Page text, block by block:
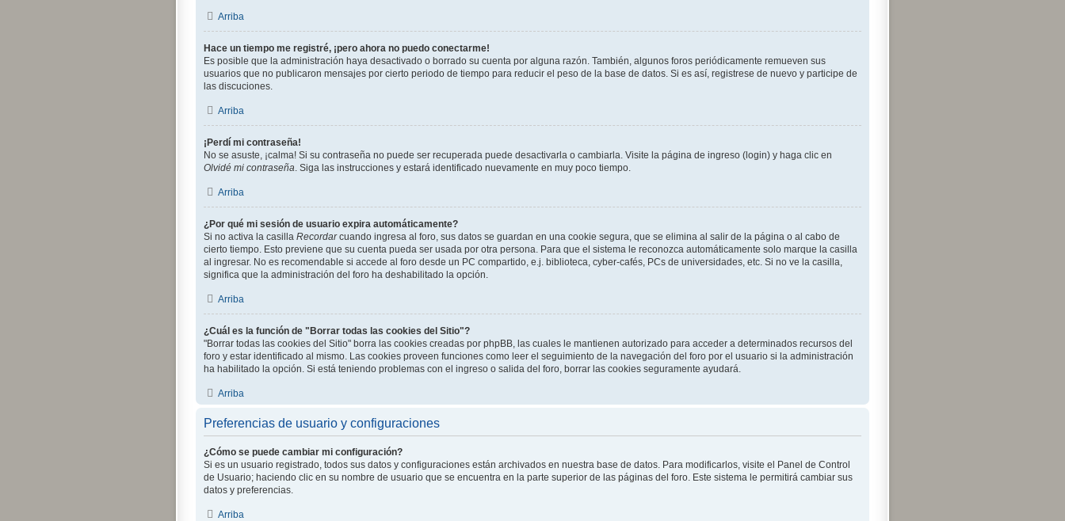
Arriba
Hace un tiempo me registré, ¡pero ahora no puedo conectarme!
Es posible que la administración haya desactivado o borrado su cuenta por alguna razón. También, algunos foros periódicamente remueven sus
usuarios que no publicaron mensajes por cierto periodo de tiempo para reducir el peso de la base de datos. Si es así, registrese de nuevo y participe de
las discuciones.
Arriba
¡Perdí mi contraseña!
No se asuste, ¡calma! Si su contraseña no puede ser recuperada puede desactivarla o cambiarla. Visite la página de ingreso (login) y haga clic en
Olvidé mi contraseña. Siga las instrucciones y estará identificado nuevamente en muy poco tiempo.
Arriba
¿Por qué mi sesión de usuario expira automáticamente?
Si no activa la casilla Recordarcuando ingresa al foro, sus datos se guardan en una cookie segura, que se elimina al salir de la página o al cabo de
cierto tiempo. Esto previene que su cuenta pueda ser usada por otra persona. Para que el sistema le reconozca automáticamente solo marque la casilla
al ingresar. No es recomendable si accede al foro desde un PC compartido, e.j. biblioteca, cyber-cafés, PCs de universidades, etc. Si no ve la casilla,
significa que la administración del foro ha deshabilitado la opción.
Arriba
¿Cuál es la función de "Borrar todas las cookies del Sitio"?
"Borrar todas las cookies del Sitio" borra las cookies creadas por phpBB, las cuales le mantienen autorizado para acceder a determinados recursos del
foro y estar identificado al mismo. Las cookies proveen funciones como leer el seguimiento de la navegación del foro por el usuario si la administración
ha habilitado la opción. Si está teniendo problemas con el ingreso o salida del foro, borrar las cookies seguramente ayudará.
Arriba
Preferencias de usuario y configuraciones
¿Cómo se puede cambiar mi configuración?
Si es un usuario registrado, todos sus datos y configuraciones están archivados en nuestra base de datos. Para modificarlos, visite el Panel de Control
de Usuario; haciendo clic en su nombre de usuario que se encuentra en la parte superior de las páginas del foro. Este sistema le permitirá cambiar sus
datos y preferencias.
Arriba